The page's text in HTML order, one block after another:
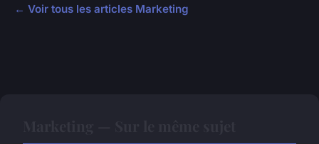
← Voir tous les articles Marketing